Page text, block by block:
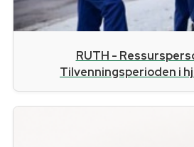
RUTH -
Tilvenningsperioden i